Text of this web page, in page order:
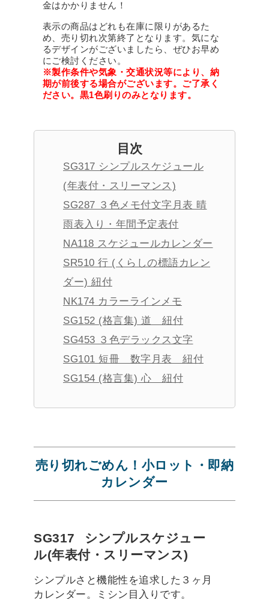
金はかかりません！
表示の商品はどれも在庫に限りがあるた
め、売り切れ次第終了となります。気にな
るデザインがございましたら、ぜひお早め
にご検討ください。
※製作条件や気象・交通状況等により、納
期が前後する場合がございます。ご了承く
ださい。黒1色刷りのみとなります。
目次
SG317 シンプルスケジュール
(年表付・スリーマンス)
SG287 ３色メモ付文字月表 晴
雨表入り・年間予定表付
NA118 スケジュールカレンダー
SR510 行 (くらしの標語カレン
ダー) 紐付
NK174 カラーラインメモ
SG152 (格言集) 道 紐付
SG453 ３色デラックス文字
SG101 短冊 数字月表 紐付
SG154 (格言集) 心 紐付
売り切れごめん！小ロット・即納
カレンダー
SG317
シンプルスケジュー
ル(年表付・スリーマンス)
シンプルさと機能性を追求した３ヶ月
カレンダー。ミシン目入りです。